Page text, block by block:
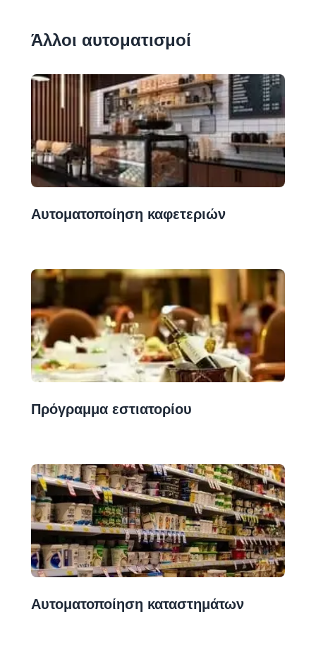
Άλλοι αυτοματισμοί
Αυτοματοποίηση καφετεριών
Πρόγραμμα εστιατορίου
Αυτοματοποίηση καταστημάτων